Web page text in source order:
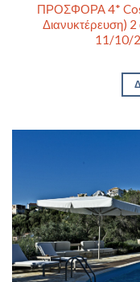
ΠΡΟΣΦΟΡΑ 4*
Διανυκτέρευση)
11/10/